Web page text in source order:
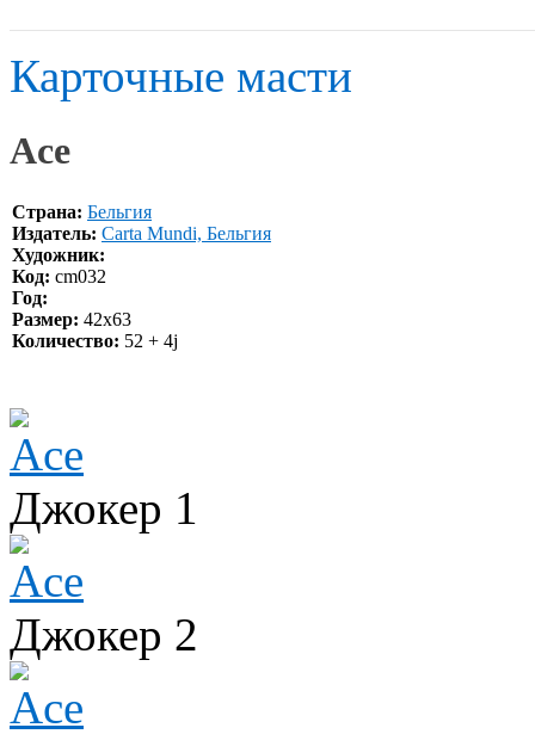
Карточные масти
Ace
Страна: Бельгия
Издатель: Carta Mundi, Бельгия
Художник:
Код: cm032
Год:
Размер: 42х63
Количество: 52 + 4j
Джокер 1
Джокер 2